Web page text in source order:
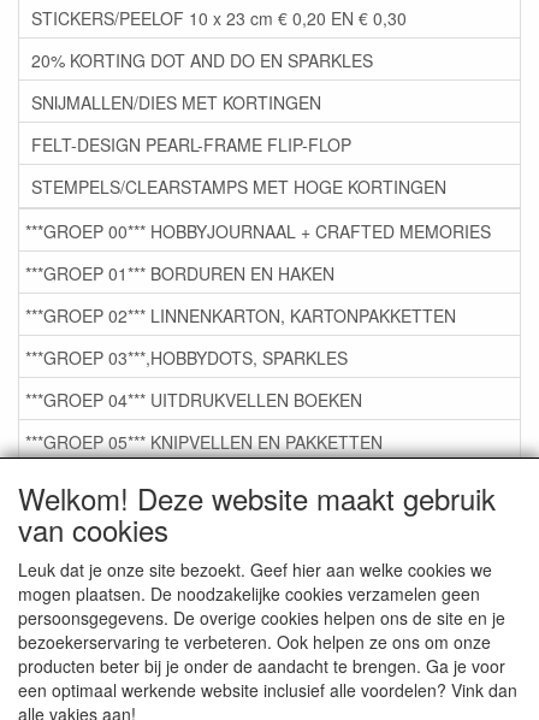
Welkom! Deze website maakt gebruik
van cookies
Leuk dat je onze site bezoekt. Geef hier aan welke cookies we
mogen plaatsen. De noodzakelijke cookies verzamelen geen
persoonsgegevens. De overige cookies helpen ons de site en je
bezoekerservaring te verbeteren. Ook helpen ze ons om onze
producten beter bij je onder de aandacht te brengen. Ga je voor
een optimaal werkende website inclusief alle voordelen? Vink dan
alle vakjes aan!
STICKERS/PEELOF 10 x 23 cm € 0,20 EN € 0,30
20% KORTING DOT AND DO EN SPARKLES
SNIJMALLEN/DIES MET KORTINGEN
FELT-DESIGN PEARL-FRAME FLIP-FLOP
STEMPELS/CLEARSTAMPS MET HOGE KORTINGEN
***GROEP 00*** HOBBYJOURNAAL + CRAFTED MEMORIES
***GROEP 01*** BORDUREN EN HAKEN
***GROEP 02*** LINNENKARTON, KARTONPAKKETTEN
***GROEP 03***,HOBBYDOTS, SPARKLES
***GROEP 04*** UITDRUKVELLEN BOEKEN
***GROEP 05*** KNIPVELLEN EN PAKKETTEN
***GROEP 06*** TAPE/LIJM SNIJMALLEN STEMPELS
***GROEP 07*** KAARTEN +SCRAP TOEBEHOREN
***GROEP 08*** TEKENEN EN KLEUREN, GELPEN,MARKER
***GROEP 09*** KRALEN EN TOEBEHOREN
***GROEP 10*** WENSKAARTEN MET ENV. €0,75